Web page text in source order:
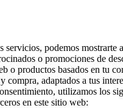
servicios, podemos mostrarte
o promociones de
o productos basados en tu
compra, adaptados a tus
utilizamos los
en este sitio web: